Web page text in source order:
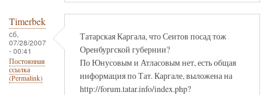
Timerbek
сб,
07/28/2007
- 00:41
Постоянная
ссылка
(Permalink)
Татарская Каргала, что Сеитов посад тож
Оренбургской губернии?
По Юнусовым и Атласовым нет, есть общая
информация по Тат. Каргале, выложена на
http://forum.tatar.info/index.php?